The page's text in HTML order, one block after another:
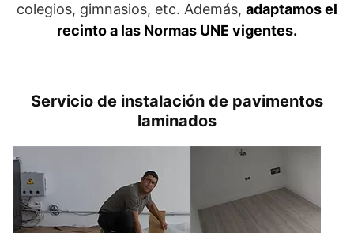
colegios, gimnasios, etc. Además, adaptamos el
recinto a las Normas UNE vigentes.
Servicio de instalación de pavimentos
laminados